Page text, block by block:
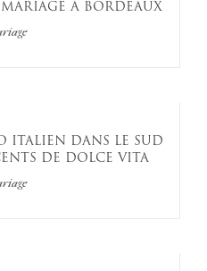
À BORDEAUX
ITALIEN DANS LE SUD
DE DOLCE VITA